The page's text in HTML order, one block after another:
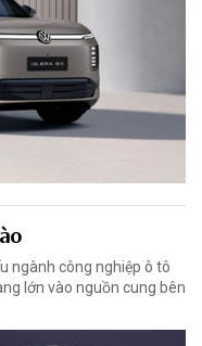
ngành công nghiệp ô tô
lớn vào nguồn cung bên